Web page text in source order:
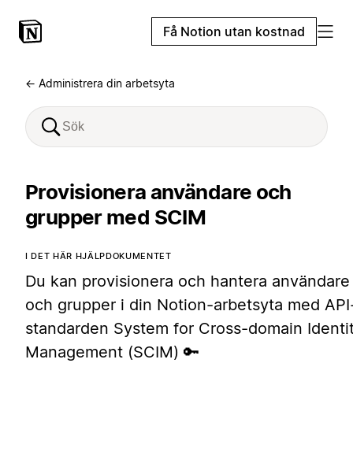
Få Notion utan kostnad
← Administrera din arbetsyta
Provisionera användare och
grupper med SCIM
I DET HÄR HJÄLPDOKUMENTET
Du kan provisionera och hantera användare
och grupper i din Notion-arbetsyta med
standarden System for Cross-domain
Management (SCIM) 🔑